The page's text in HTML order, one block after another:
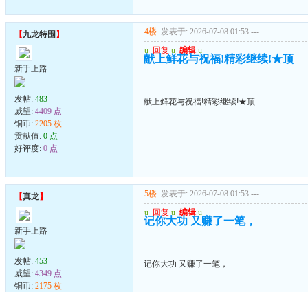
【九龙特围 】
新手上路
发帖: 483
威望: 4409 点
铜币: 2205 枚
贡献值: 0 点
好评度: 0 点
4楼 发表于: 2026-07-08 01:53 ---
u 回复 u 编辑 u
献上鲜花与祝福!精彩继续!★顶
献上鲜花与祝福!精彩继续!★顶
【真龙】
新手上路
发帖: 453
威望: 4349 点
铜币: 2175 枚
5楼 发表于: 2026-07-08 01:53 ---
u 回复 u 编辑 u
记你大功 又赚了一笔，
记你大功 又赚了一笔，